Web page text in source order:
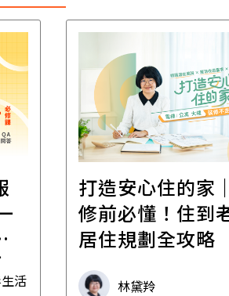
活
打造安心住的家
修前必懂！住到
居住規劃全攻略
林黛羚